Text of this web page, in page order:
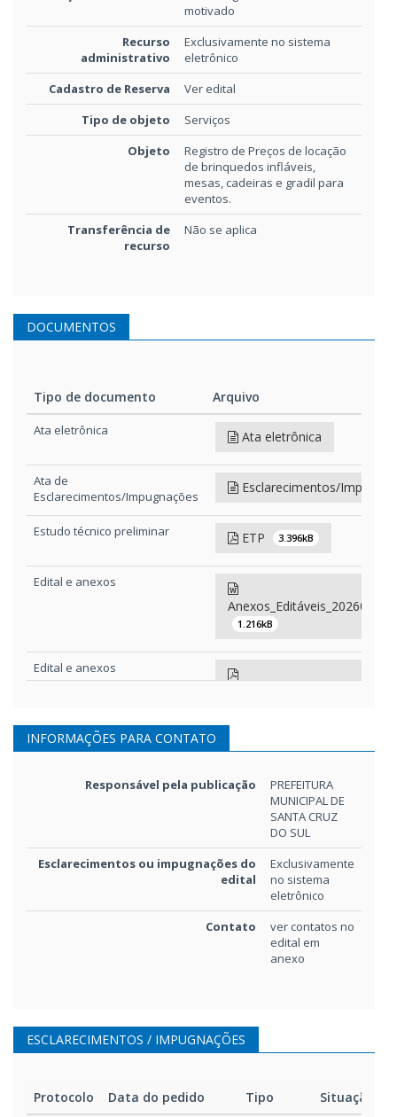
motivado
Recurso
administrativo
Exclusivamente no sistema
eletrônico
Cadastro de Reserva
Ver edital
Tipo de objeto
Serviços
Objeto
Registro de Preços de locação
de brinquedos infláveis,
mesas, cadeiras e gradil para
eventos.
Transferência de
recurso
Não se aplica
DOCUMENTOS
Tipo de documento
Arquivo
Tipo de documento
Ata eletrônica Ata eletrônica
Ata de
Esclarecimentos/Impugnações
Esclarecimentos/
Estudo técnico preliminar ETP 3.396kB
Edital e anexos
1.216kB
Edital e anexos
INFORMAÇÕES PARA CONTATO
Responsável pela publicação
PREFEITURA
MUNICIPAL DE
SANTA CRUZ
DO SUL
Esclarecimentos ou impugnações do
edital
Exclusivamente
no sistema
eletrônico
Contato
ver contatos no
edital em
anexo
ESCLARECIMENTOS / IMPUGNAÇÕES
Protocolo Data do pedido Tipo Situação